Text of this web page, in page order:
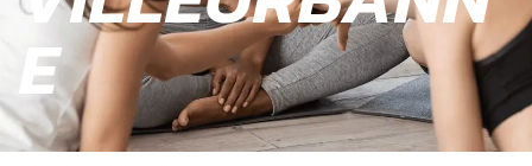
E